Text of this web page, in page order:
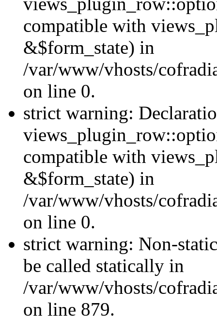
compatible with
&$form_state) in
/var/www/vhosts/
on line 0.
strict warning:
compatible with
&$form_state) in
/var/www/vhosts/
on line 0.
strict warning: Non-
be called statically in
/var/www/vhosts/
on line 879.